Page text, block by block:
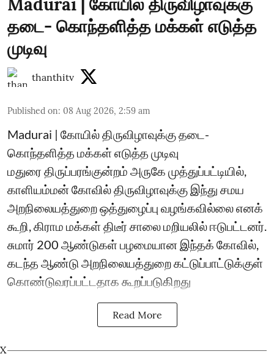
தடை- கொந்தளித்த மக்கள் எடுத்த
முடிவு
thanthitv
Published on: 08 Aug 2026, 2:59 am
Madurai | கோயில் திருவிழாவுக்கு தடை-
கொந்தளித்த மக்கள் எடுத்த முடிவு
மதுரை திருப்பரங்குன்றம் அருகே முத்துப்பட்டியில்,
காளியம்மன் கோவில் திருவிழாவுக்கு இந்து சமய
அறநிலையத்துறை ஒத்துழைப்பு வழங்கவில்லை எனக்
கூறி, கிராம மக்கள் திடீர் சாலை மறியலில் ஈடுபட்டனர்.
சுமார் 200 ஆண்டுகள் பழமையான இந்தக் கோவில்,
கடந்த ஆண்டு அறநிலையத்துறை கட்டுப்பாட்டுக்குள்
கொண்டுவரப்பட்டதாக கூறப்படுகிறது
Read More
X